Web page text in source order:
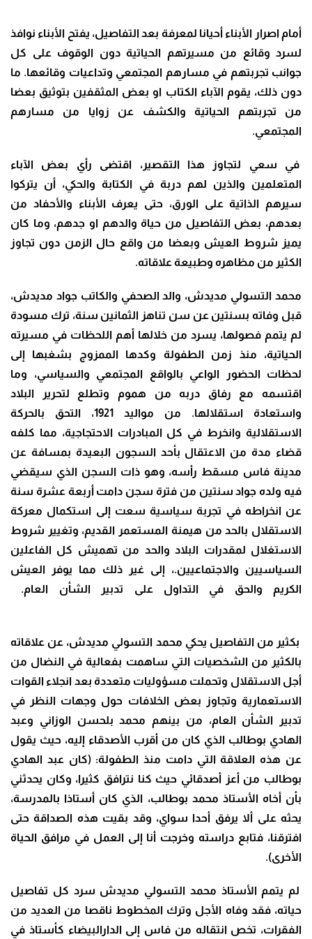
أمام اصرار الأبناء أحيانا لمعرفة بعد التفاصيل، يفتح الأبناء نوافذ
لسرد وقائع من مسيرتهم الحياتية دون الوقوف على كل
جوانب تجربتهم في مسارهم المجتمعي وتداعيات وقائعها. ما
دون ذلك، يقوم الآباء الكتاب او بعض المثقفين بتوثيق بعضا
من تجربتهم الحياتية والكشف عن زوايا من مسارهم
المجتمعي.
في سعي لتجاوز هذا التقصير، اقتضى رأي بعض الآباء
المتعلمين والذين لهم دربة في الكتابة والحكي، أن يتركوا
سيرهم الذاتية على الورق، حتى يعرف الأبناء والأحفاد من
بعدهم، بعض التفاصيل من حياة والدهم او جدهم، وما كان
يميز شروط العيش وبعضا من واقع حال الزمن دون تجاوز
الكثير من مظاهره وطبيعة علاقاته.
محمد التسولي مديدش، والد الصحفي والكاتب جواد مديدش،
قبل وفاته بسنتين عن سن تناهز الثمانين سنة، ترك مسودة
لم يتمم فصولها، يسرد من خلالها أهم اللحظات في مسيرته
الحياتية، منذ زمن الطفولة وكدها الممزوج بشغبها إلى
لحظات الحضور الواعي بالواقع المجتمعي والسياسي، وما
اقتسمه مع رفاق دربه من هموم وتطلع لتحرير البلاد
واستعادة استقلالها. من مواليد 1921، التحق بالحركة
الاستقلالية وانخرط في كل المبادرات الاحتجاجية، مما كلفه
قضاء مدة من الاعتقال بأحد السجون البعيدة بمسافة عن
مدينة فاس مسقط رأسه، وهو ذات السجن الذي سيقضي
فيه ولده جواد سنتين من فترة سجن دامت أربعة عشرة سنة
عن انخراطه في تجربة سياسية سعت إلى استكمال معركة
الاستقلال بالحد من هيمنة المستعمر القديم، وتغيير شروط
الاستغلال لمقدرات البلاد والحد من تهميش كل الفاعلين
السياسيين والاجتماعيين.، إلى غير ذلك مما يوفر العيش
الكريم والحق في التداول على تدبير الشأن العام.
بكثير من التفاصيل يحكي محمد التسولي مديدش، عن علاقاته
بالكثير من الشخصيات التي ساهمت بفعالية في النضال من
أجل الاستقلال وتحملت مسؤوليات متعددة بعد انجلاء القوات
الاستعمارية وتجاوز بعض الخلافات حول وجهات النظر في
تدبير الشأن العام، من بينهم محمد بلحسن الوزاني وعبد
الهادي بوطالب الذي كان من أقرب الأصدقاء إليه، حيث يقول
عن هذه العلاقة التي دامت منذ الطفولة: (كان عبد الهادي
بوطالب من أعز أصدقائي حيث كنا نترافق كثيرا، وكان يحدثني
بأن أخاه الأستاذ محمد بوطالب، الذي كان أستاذا بالمدرسة،
يحثه على ألا يرفق أحدا سواي، وقد بقيت هذه الصداقة حتى
افترقنا، فتابع دراسته وخرجت أنا إلى العمل في مرافق الحياة
الأخرى).
لم يتمم الأستاذ محمد التسولي مديدش سرد كل تفاصيل
حياته، فقد وفاه الأجل وترك المخطوط ناقصا من العديد من
الفقرات، تخص انتقاله من فاس إلى الدارالبيضاء كأستاذ في